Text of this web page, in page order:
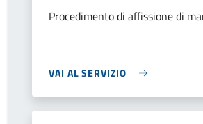
Procedimento di affissione di
VAI AL SERVIZIO